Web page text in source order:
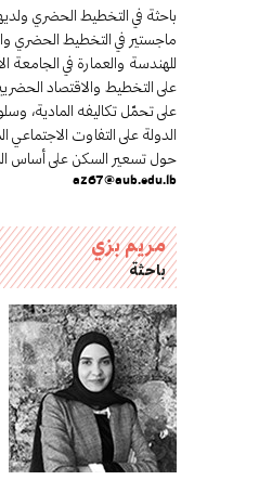
باحثة في التخطيط الحضري
ماجستير في التخطيط الحضري
للهندسة والعمارة في الجامعة
على التخطيط والاقتصاد
على تحمّل تكاليفه المادية،
الدولة على التفاوت الاجتماعي
حول تسعير السكن على أساس
az67@aub.edu.lb
مريم بزي
باحثة